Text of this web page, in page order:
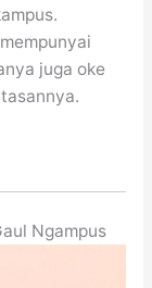
juga oke
Ngampus